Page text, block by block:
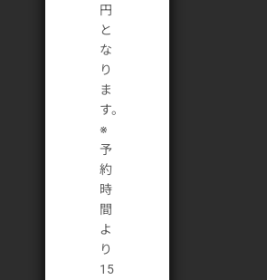
円
と
な
り
ま
す。
※
予
約
時
間
よ
り
15